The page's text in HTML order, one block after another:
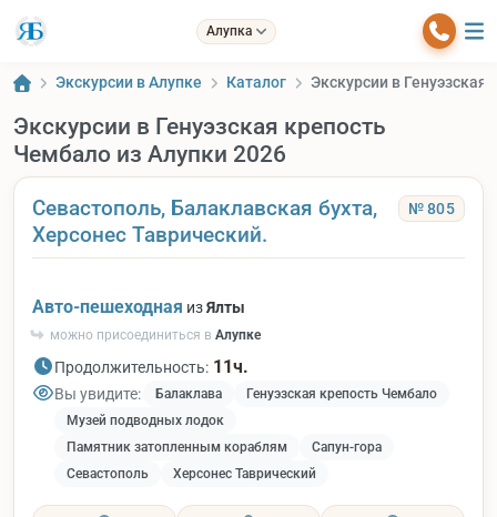
Алупка
Экскурсии в Алупке Каталог Экскурсии в
Экскурсии в Генуэзская крепость
Чембало из Алупки 2026
Севастополь, Балаклавская бухта,
Херсонес Таврический.
№ 805
Авто-пешеходная изЯлты
можно присоединиться в Алупке
Продолжительность: 11ч.
Вы увидите: Балаклава
Генуэзская крепость Чембало
Музей подводных лодок
Памятник затопленным кораблям
Сапун-гора
Севастополь
Херсонес Таврический